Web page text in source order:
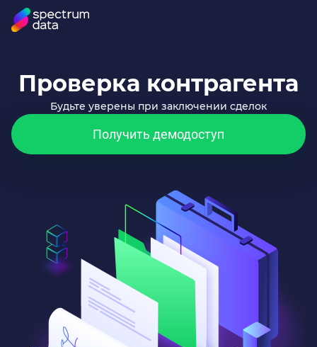
Проверка контрагента
Будьте уверены при заключении сделок
Получить демодоступ